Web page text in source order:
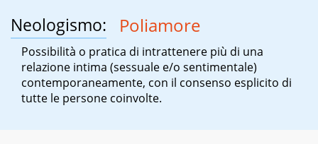
Neologismo: Poliamore
Possibilità o pratica di intrattenere più di una
relazione intima (sessuale e/o sentimentale)
contemporaneamente, con il consenso esplicito di
tutte le persone coinvolte.